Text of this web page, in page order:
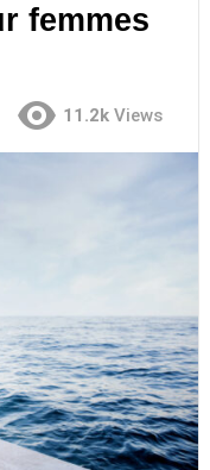
femmes
11.2k Views